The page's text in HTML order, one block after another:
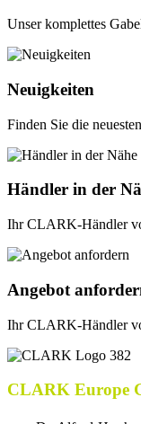
Unser komplettes
Neuigkeiten
Finden Sie die
Händler in der
Ihr CLARK-Händler
Angebot
Ihr CLARK-Händler
CLARK Europe